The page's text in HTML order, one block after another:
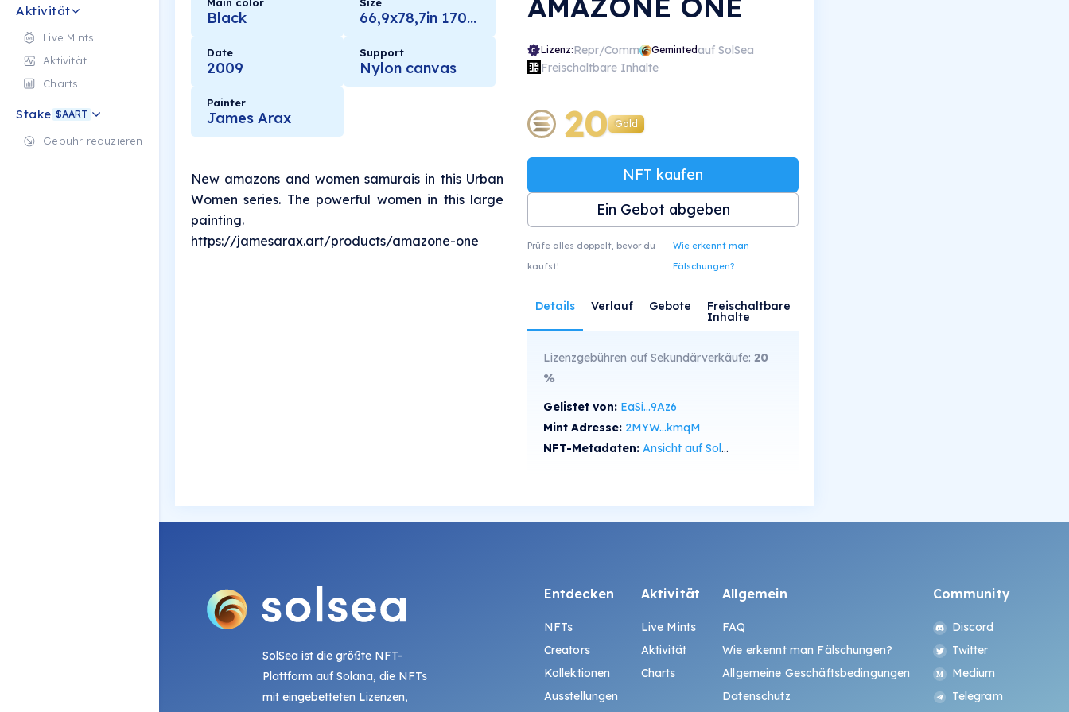
Aktivität
Live Mints
Aktivität
Charts
Stake $AART
Gebühr reduzieren
Main color
Black
Size
66,9x78,7in 170x200cm
Date
2009
Support
Nylon canvas
Painter
James Arax
New amazons and women samurais in this Urban
Women series. The powerful women in this large
painting.
https://jamesarax.art/products/amazone-one
AMAZONE ONE
Lizenz:Repr/Comm Gemintedauf SolSea
Freischaltbare Inhalte
20 Gold
NFT kaufen
Ein Gebot abgeben
Prüfe alles doppelt, bevor du
kaufst!
Wie erkennt man
Fälschungen?
Details Verlauf Gebote Freischaltbare
Inhalte
Lizenzgebühren auf Sekundärverkäufe: 20
%
Gelistet von: EaSi...9Az6
Mint Adresse: 2MYW...kmqM
NFT-Metadaten: Ansicht auf SolScan
SolSea ist die größte NFT-
Plattform auf Solana, die NFTs
mit eingebetteten Lizenzen,
Entdecken
NFTs
Creators
Kollektionen
Ausstellungen
Aktivität
Live Mints
Aktivität
Charts
Allgemein
FAQ
Wie erkennt man Fälschungen?
Allgemeine Geschäftsbedingungen
Datenschutz
Community
Discord
Twitter
Medium
Telegram